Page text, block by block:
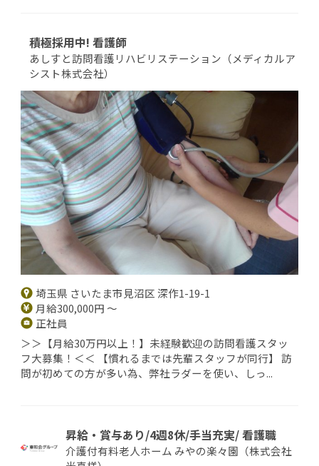
積極採用中! 看護師
あしすと訪問看護リハビリステーション（メディカルア
シスト株式会社）
埼玉県 さいたま市見沼区 深作1-19-1
月給300,000円 ～
正社員
＞＞【月給30万円以上！】未経験歓迎の訪問看護スタッ
フ大募集！＜＜ 【慣れるまでは先輩スタッフが同行】 訪
問が初めての方が多い為、弊社ラダーを使い、しっ...
昇給・賞与あり/4週8休/手当充実/ 看護職
介護付有料老人ホーム みやの楽々園（株式会社